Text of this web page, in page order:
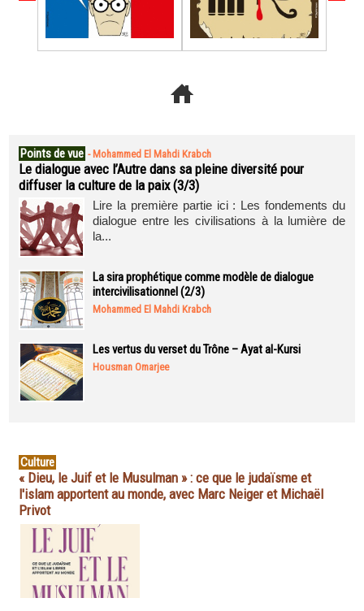
Points de vue - Mohammed El Mahdi Krabch
Le dialogue avec l’Autre dans sa pleine diversité pour
diffuser la culture de la paix (3/3)
Lire la première partie ici : Les fondements du
dialogue entre les civilisations à la lumière de
la...
La sira prophétique comme modèle de dialogue
intercivilisationnel (2/3)
Mohammed El Mahdi Krabch
Les vertus du verset du Trône – Ayat al-Kursi
Housman Omarjee
Culture
« Dieu, le Juif et le Musulman » : ce que le judaïsme et
l'islam apportent au monde, avec Marc Neiger et Michaël
Privot